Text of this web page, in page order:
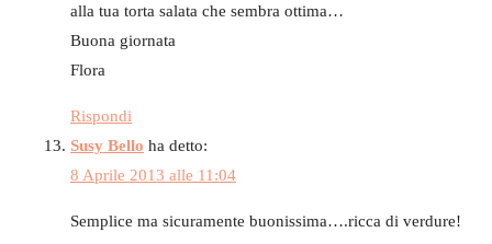
alla tua torta salata che sembra ottima…
Buona giornata
Flora
Rispondi
Susy Bello ha detto:
8 Aprile 2013 alle 11:04
Semplice ma sicuramente buonissima….ricca di verdure!